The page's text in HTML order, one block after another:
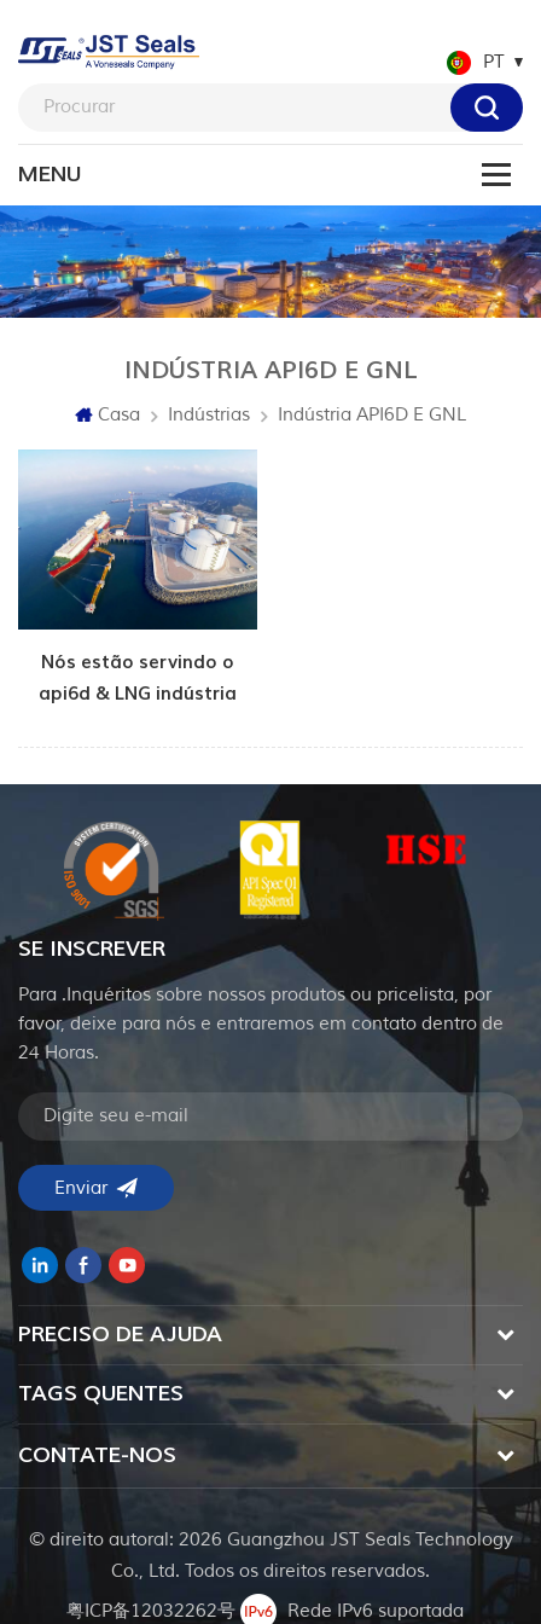
PT
INDÚSTRIA API6D E GNL
Casa Indústrias Indústria API6D E GNL
Nós estão servindo o
api6d & LNG indústria
SE INSCREVER
Para .Inquéritos sobre nossos produtos ou pricelista, por
favor, deixe para nós e entraremos em contato dentro de
24 Horas.
PRECISO DE AJUDA
TAGS QUENTES
CONTATE-NOS
© direito autoral: 2026 Guangzhou JST Seals Technology
Co., Ltd. Todos os direitos reservados.
粤ICP备12032262号
Rede IPv6 suportada